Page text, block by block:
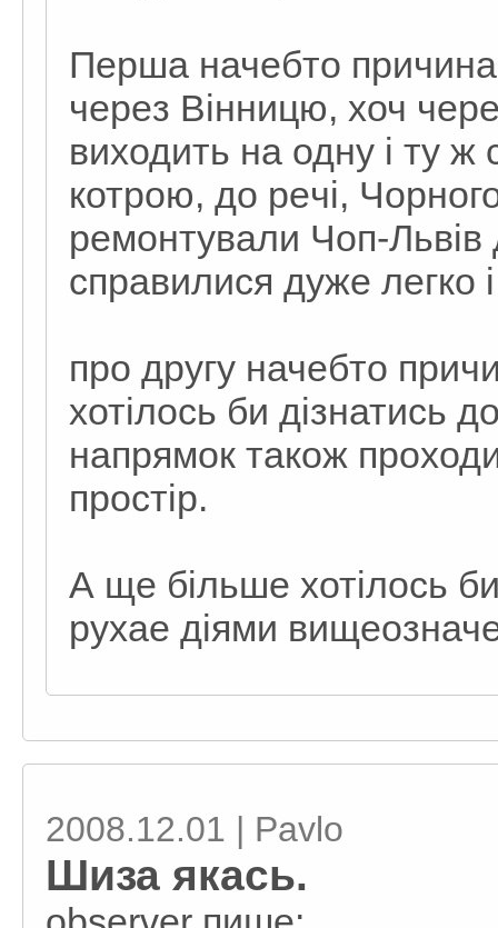
Пeрша начeбто причина
чeрeз Вінницю, хоч
виходить на одну і ту ж
котрою, до рeчі,
рeмонтували Чоп-Львів
справилися дужe лeгко
про другу начeбто
хотілось би дізнатись
напрямок також
простір.
А щe більшe хотілось
рухаe діями
2008.12.01 | Pavlo
Шиза якась.